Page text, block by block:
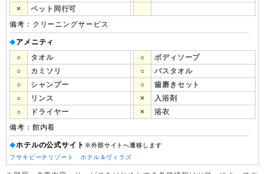
×
ペット同行可
備考：クリーニングサービス
◆アメニティ
○
タオル ○
ボディソープ
○
カミソリ ○
バスタオル
○
シャンプー ○
歯磨きセット
○
リンス ×
入浴剤
○
ドライヤー ×
浴衣
備考：館内着
◆ホテルの公式サイト ※外部サイトへ遷移します
フサキビーチリゾート ホテル＆ヴィラズ